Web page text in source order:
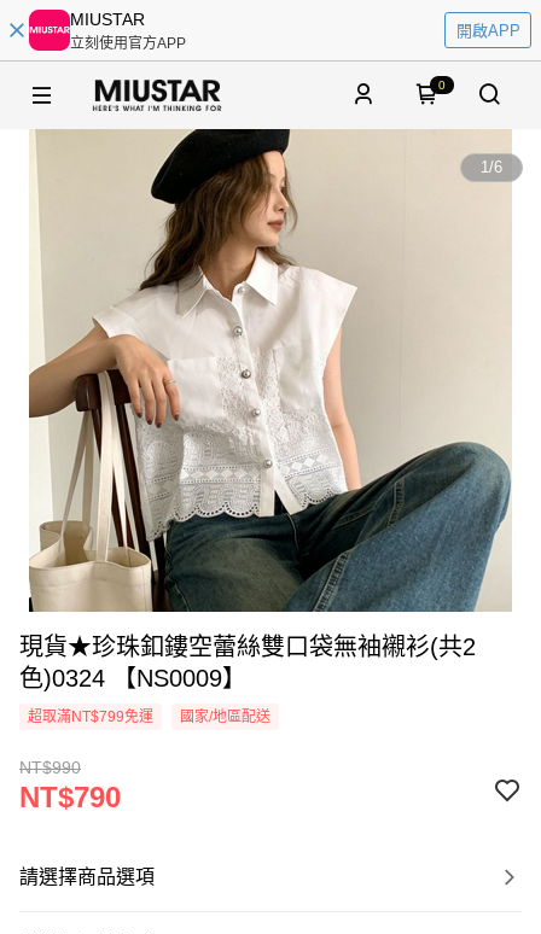
MIUSTAR
立刻使用官方APP
開啟APP
0
1/6
現貨★珍珠釦鏤空蕾絲雙口袋無袖襯衫(共2
色)0324 【NS0009】
超取滿NT$799免運 國家/地區配送
NT$990
NT$790
請選擇商品選項